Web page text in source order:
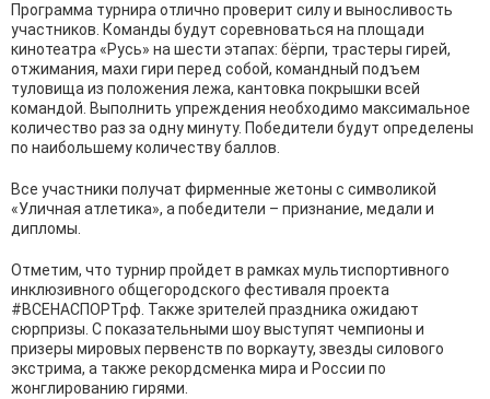
Программа турнира отлично проверит силу и выносливость
участников. Команды будут соревноваться на площади
кинотеатра «Русь» на шести этапах: бёрпи, трастеры гирей,
отжимания, махи гири перед собой, командный подъем
туловища из положения лежа, кантовка покрышки всей
командой. Выполнить упреждения необходимо максимальное
количество раз за одну минуту. Победители будут определены
по наибольшему количеству баллов.
Все участники получат фирменные жетоны с символикой
«Уличная атлетика», а победители – признание, медали и
дипломы.
Отметим, что турнир пройдет в рамках мультиспортивного
инклюзивного общегородского фестиваля проекта
#ВСЕНАСПОРТрф. Также зрителей праздника ожидают
сюрпризы. С показательными шоу выступят чемпионы и
призеры мировых первенств по воркауту, звезды силового
экстрима, а также рекордсменка мира и России по
жонглированию гирями.